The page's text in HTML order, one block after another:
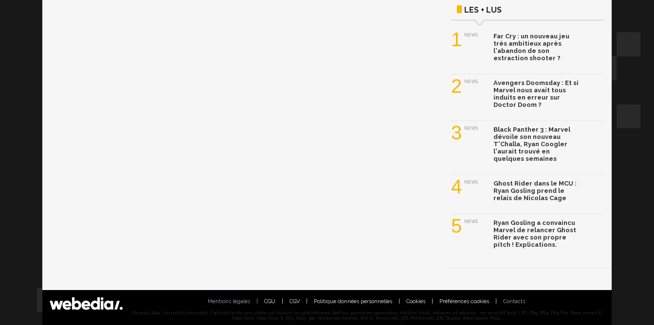
LES + LUS
1 NEWS
Far Cry : un nouveau jeu
très ambitieux après
l'abandon de son
extraction shooter ?
2 NEWS
Avengers Doomsday : Et si
Marvel nous avait tous
induits en erreur sur
Doctor Doom ?
3 NEWS
Black Panther 3 : Marvel
dévoile son nouveau
T'Challa, Ryan Coogler
l'aurait trouvé en
quelques semaines
4 NEWS
Ghost Rider dans le MCU :
Ryan Gosling prend le
relais de Nicolas Cage
5 NEWS
Ryan Gosling a convaincu
Marvel de relancer Ghost
Rider avec son propre
pitch ! Explications.
Mentions légales CGU CGV Politique données personnelles Cookies Préférences cookies Contacts
Depuis 2004, JeuxActu décrypte l'actualité du jeu vidéo sur toutes les plateformes. Sorties, previews, gameplay, trailers, tests, astuces et soluces... on vous dit tout ! PC, PS5, PS4, PS4 Pro, Xbox series X,
Xbox One, Xbox One X, PS3, Xbox 360, Nintendo Switch, Wii U, Nintendo 3DS, Nintendo 2DS, Stadia, Xbox Game Pass...